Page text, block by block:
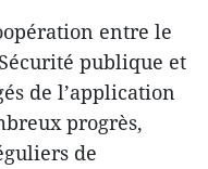
entre le
publique et
de l’application
progrès,
de